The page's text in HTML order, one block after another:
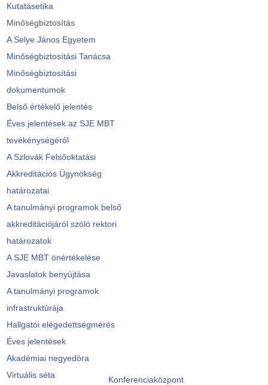
Kutatásetika
Minőségbiztosítás
A Selye János Egyetem
Minőségbiztosítási Tanácsa
Minőségbiztosítási
dokumentumok
Belső értékelő jelentés
Éves jelentések az SJE MBT
tevékénységéről
A Szlovák Felsőoktatási
Akkreditációs Ügynökség
határozatai
A tanulmányi programok belső
akkreditációjáról szóló rektori
határozatok
A SJE MBT önértékelése
Javaslatok benyújtása
A tanulmányi programok
infrastruktúrája
Hallgatói elégedettségmérés
Éves jelentések
Akadémiai negyedóra
Virtuális séta
Konferenciaközpont